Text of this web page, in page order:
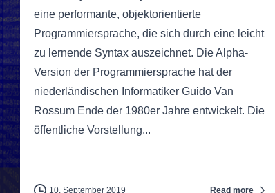
eine performante, objektorientierte
Programmiersprache, die sich durch eine leicht
zu lernende Syntax auszeichnet. Die Alpha-
Version der Programmiersprache hat der
niederländischen Informatiker Guido Van
Rossum Ende der 1980er Jahre entwickelt. Die
öffentliche Vorstellung...
10. September 2019 Read more